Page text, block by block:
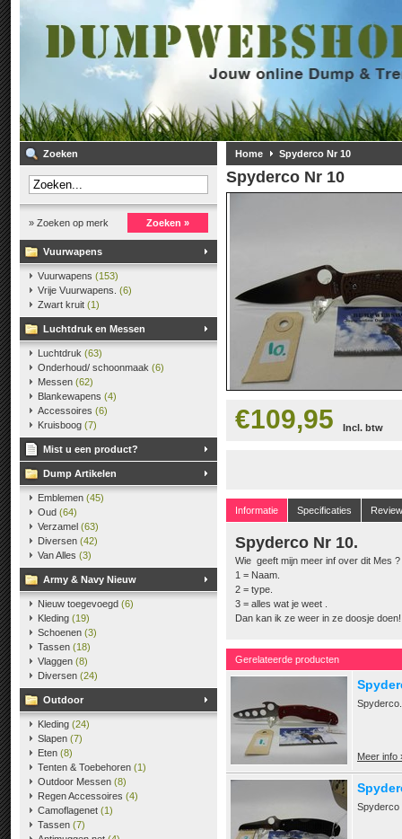
Zoeken
» Zoeken op merk Zoeken »
Vuurwapens
Vuurwapens (153)
Vrije Vuurwapens. (6)
Zwart kruit (1)
Luchtdruk en Messen
Luchtdruk (63)
Onderhoud/ schoonmaak (6)
Messen (62)
Blankewapens (4)
Accessoires (6)
Kruisboog (7)
Mist u een product?
Dump Artikelen
Emblemen (45)
Oud (64)
Verzamel (63)
Diversen (42)
Van Alles (3)
Army & Navy Nieuw
Nieuw toegevoegd (6)
Kleding (19)
Schoenen (3)
Tassen (18)
Vlaggen (8)
Diversen (24)
Outdoor
Kleding (24)
Slapen (7)
Eten (8)
Tenten & Toebehoren (1)
Outdoor Messen (8)
Regen Accessoires (4)
Camoflagenet (1)
Tassen (7)
Home Spyderco Nr 10
Spyderco Nr 10
€109,95 Incl. btw
Informatie Specificaties
Spyderco Nr 10.
Wie geeft mijn meer inf over dit Mes ?
1 = Naam.
2 = type.
3 = alles wat je weet .
Dan kan ik ze weer in ze doosje doen!
Gerelateerde producten
Meer info
Spyderco